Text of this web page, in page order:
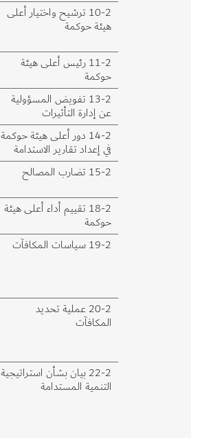
2‑10 ترشيح واختيار أعلى
هيئة حوكمة
2‑11 رئيس أعلى هيئة
حوكمة
2‑13 تفويض المسؤولية
عن إدارة التأثيرات
2‑14 دور أعلى هيئة حوكمة
في إعداد تقارير الاستدامة
2‑15 تضارب المصالح
2‑18 تقييم أداء أعلى هيئة
حوكمة
2‑19 سياسات المكافآت
2‑20 عملية تحديد
المكافآت
2‑22 بيان بشأن استراتيجية
التنمية المستدامة